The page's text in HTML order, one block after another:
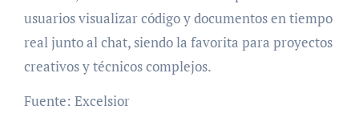
usuarios visualizar código y documentos en tiempo
real junto al chat, siendo la favorita para proyectos
creativos y técnicos complejos.
Fuente: Excelsior